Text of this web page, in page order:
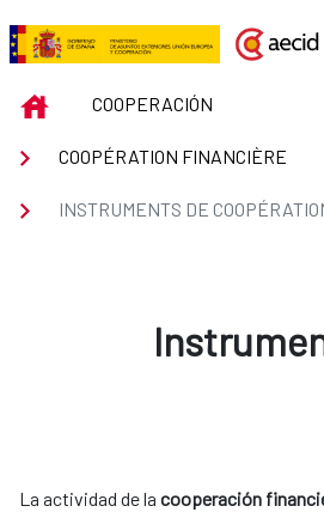
Saut au contenu principal
INSTRUMENTS DE
INICIOCOOPERACIÓN
COOPÉRATION FINANCIÈRE
INSTRUMENTS DE
La actividad de la cooperación